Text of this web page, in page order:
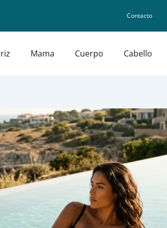
Contacto
Mama Cuerpo Cabello